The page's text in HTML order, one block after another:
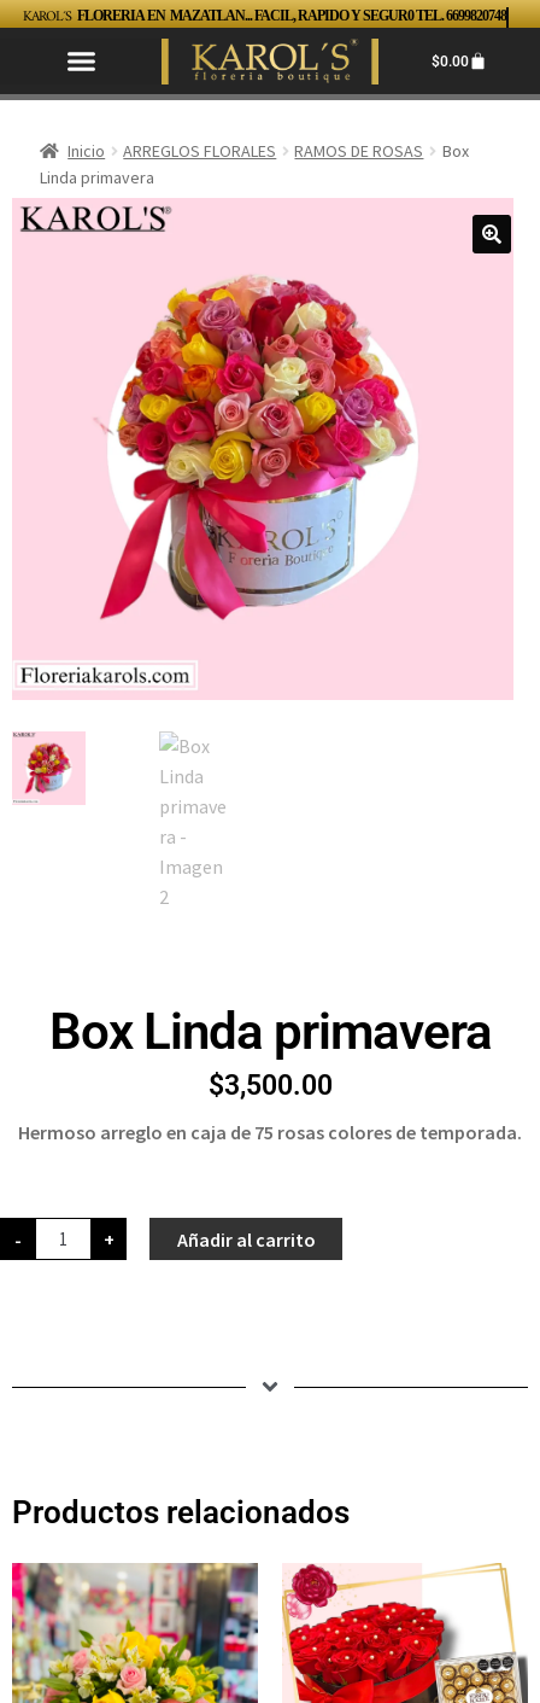
KAROL´S FLORERIA EN MAZATLAN... FACIL, RAPIDO Y SEGUR0 TEL. 6699820748
$0.00
Inicio ARREGLOS FLORALES RAMOS DE ROSAS
Box
Linda primavera
Box Linda primavera
$3,500.00
Hermoso arreglo en caja de 75 rosas colores de temporada.
- + Añadir al carrito
Productos relacionados